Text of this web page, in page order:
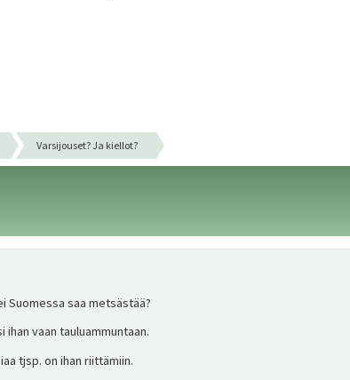
Varsijouset? Ja kiellot?
Suomessa saa metsästää?
vaan tauluammuntaan.
tjsp. on ihan riittämiin.